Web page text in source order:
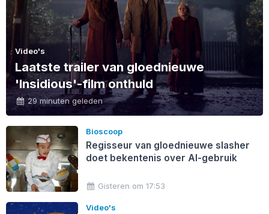
Video's
Laatste trailer van gloednieuwe
'Insidious'-film onthuld
29 minuten geleden
Bioscoop
Regisseur van gloednieuwe slasher
doet bekentenis over AI-gebruik
Gisteren om 17:53
Video's